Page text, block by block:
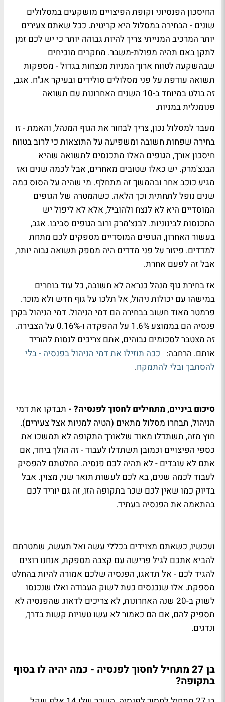
החיסכון הפנסיוני וקופת הפיצויים מושקעים במסלולים
שונים - הבחירה במסלול היא קריטית. ככל שאתם צעירים
יותר המרכיב המנייתי צריך להיות גבוהה יותר כי יש לכם זמן
לתקן באם תהיה מפולת-משבר. מחקרים מוכיחים
שבהשקעה לטווח ארוך המניות מנצחות בגדול - מספקות
תשואה עודפת על פני מסלולים סולידים ובעיקר אג"ח. אגב,
זה בולט במיוחד ב-10 השנים האחרונות עם תשואה
פנומנלית במניות.
מעבר למסלול נכון, צריך לבחור את הגוף המנהל, והאמת - זו
בחירה שפחות חשובה ומשפיעה על התוצאות כי לרוב בטווח
חיסכון אורך, הגופים האלו מתכנסים לתשואה שהיא
הבנצ'מרק. יש כאלו שטובים מאחרים, אבל לכמה שנים ואז
מגיע כוכב אחר ובהמשך זה מתחלף. מי שהיה על הסוס כמה
שנים נופל לתחתית וכך הלאה. כשהמטרה של הגופים
המוסדיים היא לא לנצח ולהוביל, אלא לא ליפול יש
התכנסות לבינוניות. לבנצ'מרק ורוב הגופים סביבו. אגב,
בעשור האחרון, הגופים המוסדיים מספקים לכם מתחת
למדדים. פיזור על פני מדדים היה מספק תשואה גבוה יותר,
אבל זה לפעם אחרת.
אז בחירת גוף מנהל כנראה לא חשובה, כל עוד בוחרים
במישהו עם יכולות ניהול, אל תלכו על גוף חדש ולא מוכר.
פרמטר מאוד חשוב בבחירה הם דמי הניהול. דמי הניהול בקרן
פנסיה הם בממוצע 1.6% על ההפקדה ו-0.16% על הצבירה.
זה מצטבר לסכומים גבוהים, אתם צריכים לנסות להוריד
אותם. הרחבה: ככה תוזילו את דמי הניהול בפנסיה - בלי
להסתבך ובלי להתמקח.
סיכום ביניים, מתחילים לחסוך לפנסיה? - תבדקו את דמי
הניהול, תבחרו מסלול מתאים (הטיה למניות אצל צעירים).
חוץ מזה, תשתדלו מאוד שלאורך התקופה לא תמשכו את
כספי הפיצויים וכמובן תשתדלו לעבוד - זה הולך ביחד, אם
אתם לא עובדים - לא תהיה לכם פנסיה. החלטתם להפסיק
לעבוד לכמה שנים, בא לכם לעשות תואר שני, מצוין. אבל
בדיוק כמו שאין לכם שכר בתקופה הזו, זה גם יוריד לכם
בהתאמה את הפנסיה בעתיד.
ועכשיו, כשאתם מצוידים בכללי עשה ואל תעשה, שמטרתם
להביא אתכם לגיל פרישה עם קצבה מספקת, אנחנו רוצים
להגיד לכם - אל תדאגו, הפנסיה שלכם אמורה להיות בהחלט
מספקת. אלו שנכנסים כעת לשוק העבודה ואלו שנכנסו
לשוק ב-20 שנה האחרונות, לא צריכים לדאוג שהפנסיה לא
תספיק להם, אם הם כאמור לא עשו טעויות קשות בדרך,
ונדגים.
בן 27 מתחיל לחסוך לפנסיה - כמה יהיה לו בסוף
בתקופה?